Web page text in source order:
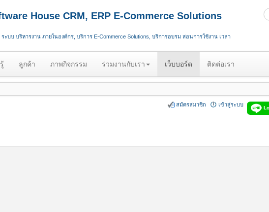
House CRM, ERP E-Commerce Solutions
ะบบ บริหารงาน ภายในองค์กร, บริการ E-Commerce Solutions, บริการอบรม สอนการใช้งาน เวลา
ลูกค้า ภาพกิจกรรม ร่วมงานกับเรา เว็บบอร์ด ติดต่อเรา
เข้าสู่ระบบ
สมัครสมาชิก